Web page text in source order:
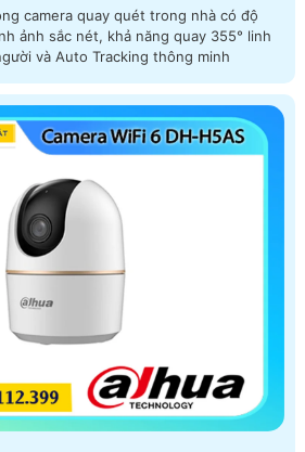
camera quay quét trong nhà có độ
ảnh sắc nét, khả năng quay 355° linh
và Auto Tracking thông minh